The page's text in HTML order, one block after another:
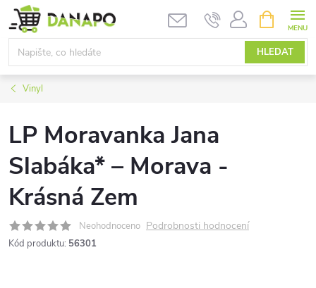
Přejít
na
obsah
HLEDAT
NÁKUPNÍ
KOŠÍK
Vinyl
LP Moravanka Jana
Slabáka* – Morava -
Krásná Zem
Neohodnoceno Podrobnosti hodnocení
Kód produktu: 56301